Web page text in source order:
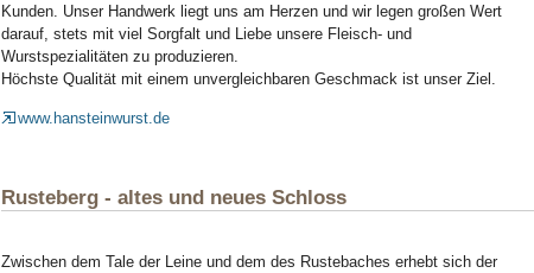
Kunden. Unser Handwerk liegt uns am Herzen und wir legen großen Wert
darauf, stets mit viel Sorgfalt und Liebe unsere Fleisch- und
Wurstspezialitäten zu produzieren.
Höchste Qualität mit einem unvergleichbaren Geschmack ist unser Ziel.
www.hansteinwurst.de
Rusteberg - altes und neues Schloss
Zwischen dem Tale der Leine und dem des Rustebaches erhebt sich der